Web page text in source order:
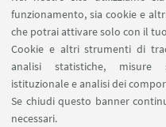
funzionamento, sia cookie e
che potrai attivare solo con il
Cookie e altri strumenti di
analisi statistiche, misure
istituzionale e analisi dei
Se chiudi questo banner
necessari.
Commissione Europea)
Antonio Taormina
Fondazione Symbola)
IN EVIDENZA